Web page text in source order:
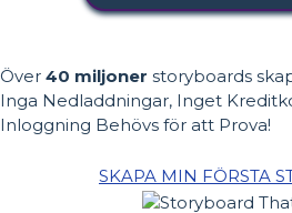
Över 40 miljoner storyboards
Inga Nedladdningar, Inget
Inloggning Behövs för att Prova!
SKAPA MIN FÖRSTA